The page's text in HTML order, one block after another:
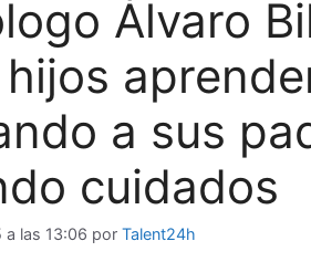
Álvaro
a sus
cuidados
las 13:06 por Talent24h